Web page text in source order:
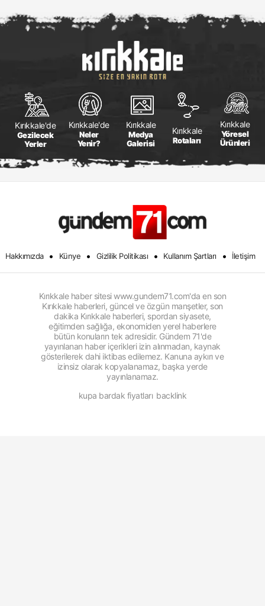
Kırıkkale'de
Gezilecek
Yerler
Kırıkkale'de
Neler
Yenir?
Kırıkkale
Medya
Galerisi
Kırıkkale
Rotaları
Kırıkkale
Yöresel
Ürünleri
Hakkımızda • Künye • Gizlilik Politikası • Kullanım Şartları • İletişim
Kırıkkale haber sitesi www.gundem71.com'da en son
Kırıkkale haberleri, güncel ve özgün manşetler, son
dakika Kırıkkale haberleri, spordan siyasete,
eğitimden sağlığa, ekonomiden yerel haberlere
bütün konuların tek adresidir. Gündem 71'de
yayınlanan haber içerikleri izin alınmadan, kaynak
gösterilerek dahi iktibas edilemez. Kanuna aykırı ve
izinsiz olarak kopyalanamaz, başka yerde
yayınlanamaz.
kupa bardak fiyatları backlink